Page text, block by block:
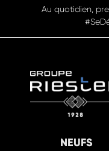
Au quotidien,
NEUFS